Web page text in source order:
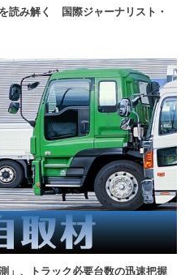
読み解く 国際ジャーナリスト・
」、トラック必要台数の迅速把握